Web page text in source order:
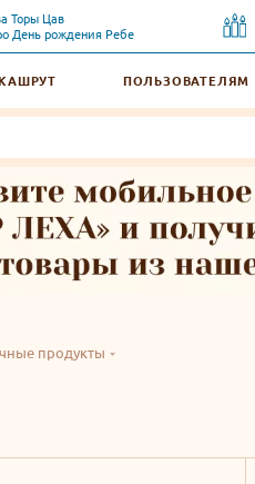
Торы Цав
День рождения Ребе
ПОЛЬЗОВАТЕЛЯМ
продукты